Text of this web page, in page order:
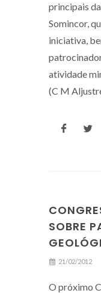
principais
Somincor,
iniciativa,
atividade
(C M
SOBRE
21/02/2012
O próximo